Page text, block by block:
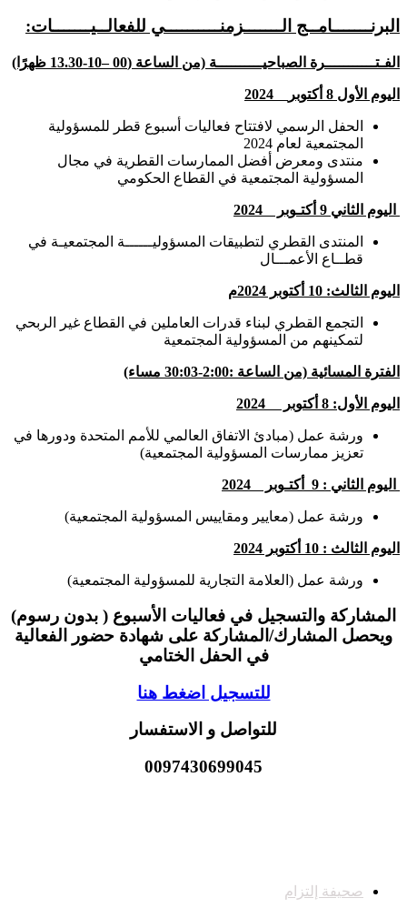
البرنـــــــامــج الـــــــزمنــــــــــي للفعالــيـــــــات:
الفـتـــــــــــرة الصباحيــــــــــة (من الساعة (00 –10-13.30 ظهرًا)
اليوم الأول 8 أكتوبر
الحفل الرسمي لافتتاح فعاليات أسبوع قطر للمسؤولية
المجتمعية لعام 2024
منتدى ومعرض أفضل الممارسات القطرية في مجال
المسؤولية المجتمعية في القطاع الحكومي
اليوم الثاني 9 أكتـوبر 2024
المنتدى القطري لتطبيقات المسؤوليــــــة المجتمعيـة في
قطــاع الأعمـــال
اليوم الثالث: 10 أكتوبر 2024م
التجمع القطري لبناء قدرات العاملين في القطاع غير الربحي
لتمكينهم من المسؤولية المجتمعية
الفترة المسائية (من الساعة :2:00-30:03 مساء)
اليوم الأول: 8 أكتوبر
ورشة عمل (مبادئ الاتفاق العالمي للأمم المتحدة ودورها في
تعزيز ممارسات المسؤولية المجتمعية)
اليوم الثاني : 9 أكتـوبر 2024
ورشة عمل (معايير ومقاييس المسؤولية المجتمعية)
اليوم الثالث : 10 أكتوبر 2024
ورشة عمل (العلامة التجارية للمسؤولية المجتمعية)
المشاركة والتسجيل في فعاليات الأسبوع ( بدون رسوم)
ويحصل المشارك/المشاركة على شهادة حضور الفعالية
في الحفل الختامي
للتسجيل اضغط هنا
للتواصل و الاستفسار
0097430699045
صحيفة إلتزام